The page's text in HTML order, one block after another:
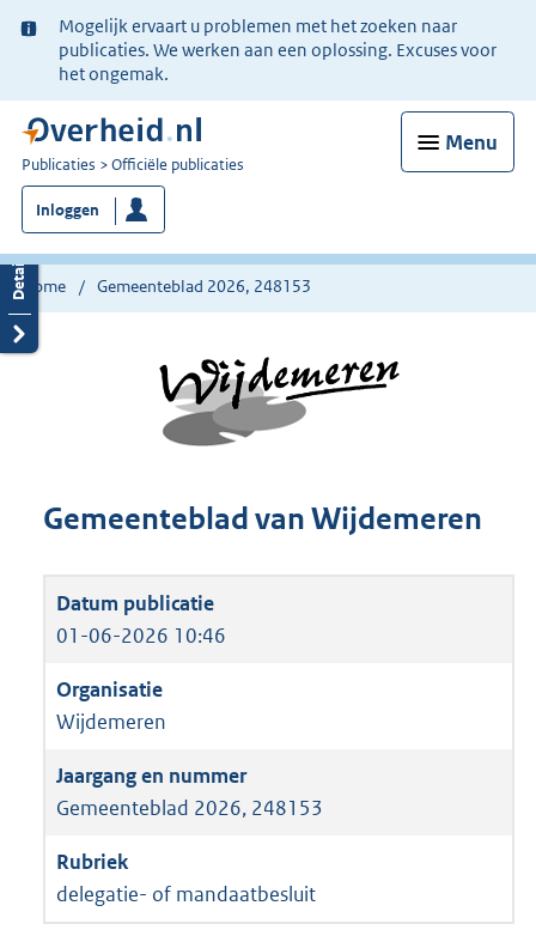
Ter
informatie:
Mogelijk ervaart u problemen met het zoeken naar
publicaties. We werken aan een oplossing. Excuses voor
het ongemak.
Menu
U
bent
nu
hier:
Publicaties Officiële publicaties
Inloggen
Home Gemeenteblad 2026, 248153
Gemeenteblad van Wijdemeren
01-06-2026 10:46
Wijdemeren
Gemeenteblad 2026, 248153
delegatie- of mandaatbesluit